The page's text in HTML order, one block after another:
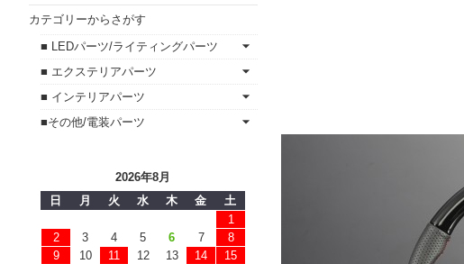
カテゴリーからさがす
■ LEDパーツ/ライティングパーツ
■ エクステリアパーツ
■ インテリアパーツ
■その他/電装パーツ
2026年8月
日
月 火 水 木 金
土
1
2
3 4 5 6 7
8
9
10 11 12 13 14
15